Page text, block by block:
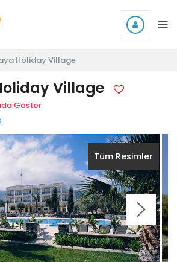
Holiday Village
Village
Göster
Tüm Resimler